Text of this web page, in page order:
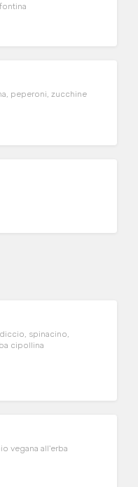
peperoni, zucchine
spinacino,
cipollina
vegana all'erba